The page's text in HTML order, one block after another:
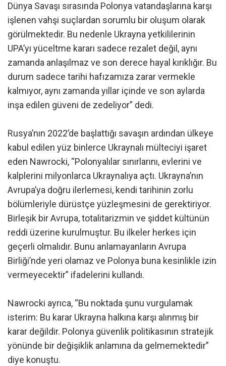
Dünya Savaşı sırasında Polonya vatandaşlarına karşı
işlenen vahşi suçlardan sorumlu bir oluşum olarak
görülmektedir. Bu nedenle Ukrayna yetkililerinin
UPA’yı yüceltme kararı sadece rezalet değil, aynı
zamanda anlaşılmaz ve son derece hayal kırıklığır. Bu
durum sadece tarihi hafızamıza zarar vermekle
kalmıyor, aynı zamanda yıllar içinde ve son aylarda
inşa edilen güveni de zedeliyor” dedi.
Rusya’nın 2022’de başlattığı savaşın ardından ülkeye
kabul edilen yüz binlerce Ukraynalı mülteciyi işaret
eden Nawrocki, “Polonyalılar sınırlarını, evlerini ve
kalplerini milyonlarca Ukraynalıya açtı. Ukrayna’nın
Avrupa’ya doğru ilerlemesi, kendi tarihinin zorlu
bölümleriyle dürüstçe yüzleşmesini de gerektiriyor.
Birleşik bir Avrupa, totalitarizmin ve şiddet kültünün
reddi üzerine kurulmuştur. Bu ilkeler herkes için
geçerli olmalıdır. Bunu anlamayanların Avrupa
Birliği’nde yeri olamaz ve Polonya buna kesinlikle izin
vermeyecektir” ifadelerini kullandı.
Nawrocki ayrıca, “Bu noktada şunu vurgulamak
isterim: Bu karar Ukrayna halkına karşı alınmış bir
karar değildir. Polonya güvenlik politikasının stratejik
yönünde bir değişiklik anlamına da gelmemektedir”
diye konuştu.